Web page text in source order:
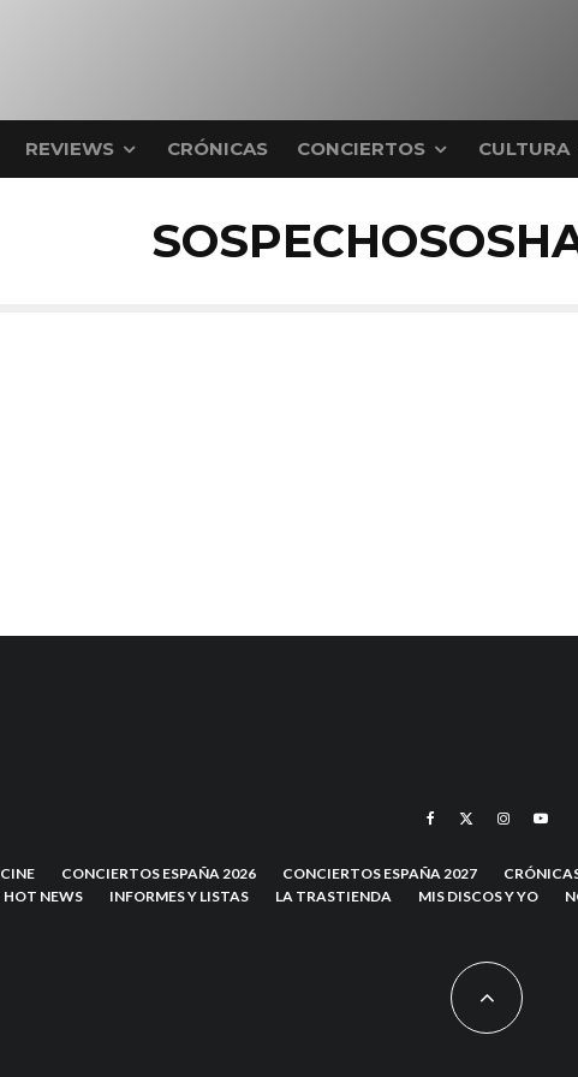
REVIEWS CRÓNICAS CONCIERTOS CULTURA
CINE CONCIERTOS ESPAÑA 2026 CONCIERTOS ESPAÑA 2027
HOT NEWS INFORMES Y LISTAS LA TRASTIENDA MIS DISCOS Y YO